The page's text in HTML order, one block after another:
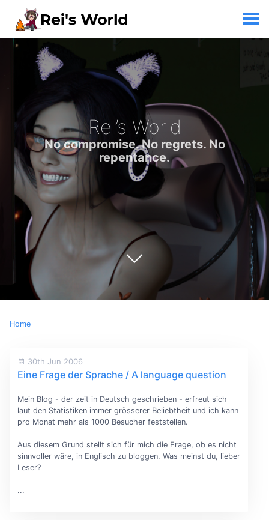
Rei’s World
No compromise. No regrets. No
repentance.
Home
30th Jun 2006
Eine Frage der Sprache / A language question
Mein Blog - der zeit in Deutsch geschrieben - erfreut sich
laut den Statistiken immer grösserer Beliebtheit und ich kann
pro Monat mehr als 1000 Besucher feststellen.
Aus diesem Grund stellt sich für mich die Frage, ob es nicht
sinnvoller wäre, in Englisch zu bloggen. Was meinst du, lieber
Leser?
...